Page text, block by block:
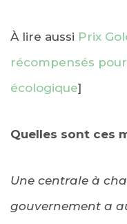
À lire aussi Prix
récompensés
écologique]
Quelles sont ces
Une centrale à
gouvernement a